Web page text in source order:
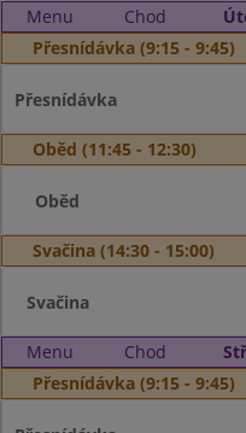
Menu Chod
Přesnídávka (9:15 - 9:45)
Přesnídávka
Oběd (11:45 - 12:30)
Oběd
Svačina (14:30 - 15:00)
Svačina
Menu Chod
Přesnídávka (9:15 - 9:45)